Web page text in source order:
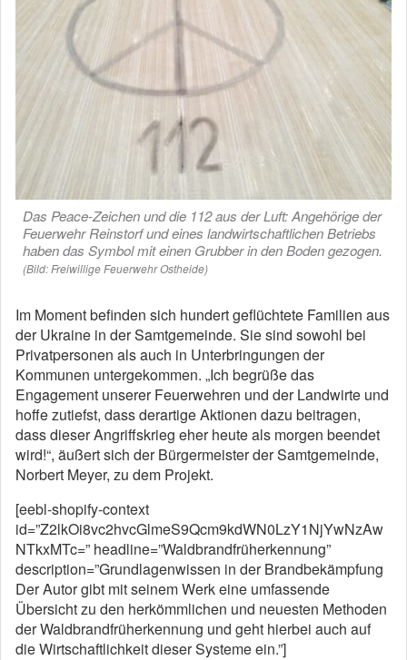
Das Peace-Zeichen und die 112 aus der Luft: Angehörige der
Feuerwehr Reinstorf und eines landwirtschaftlichen Betriebs
haben das Symbol mit einen Grubber in den Boden gezogen.
(Bild: Freiwillige Feuerwehr Ostheide)
Im Moment befinden sich hundert geflüchtete Familien aus
der Ukraine in der Samtgemeinde. Sie sind sowohl bei
Privatpersonen als auch in Unterbringungen der
Kommunen untergekommen. „Ich begrüße das
Engagement unserer Feuerwehren und der Landwirte und
hoffe zutiefst, dass derartige Aktionen dazu beitragen,
dass dieser Angriffskrieg eher heute als morgen beendet
wird!“, äußert sich der Bürgermeister der Samtgemeinde,
Norbert Meyer, zu dem Projekt.
[eebl-shopify-context
id=”Z2lkOi8vc2hvcGlmeS9Qcm9kdWN0LzY1NjYwNzAw
NTkxMTc=” headline=”Waldbrandfrüherkennung”
description=”Grundlagenwissen in der Brandbekämpfung
Der Autor gibt mit seinem Werk eine umfassende
Übersicht zu den herkömmlichen und neuesten Methoden
der Waldbrandfrüherkennung und geht hierbei auch auf
die Wirtschaftlichkeit dieser Systeme ein.”]